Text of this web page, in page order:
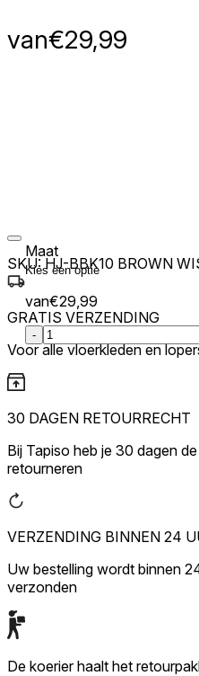
van€29,99
Maat
van€29,99
:product_name quantity
-
SKU: HJ-BBK10 BROWN
GRATIS VERZENDING
Voor alle vloerkleden en
30 DAGEN RETOURRECHT
Bij Tapiso heb je 30 dagen
retourneren
VERZENDING BINNEN 24
Uw bestelling wordt binnen
verzonden
De koerier haalt het